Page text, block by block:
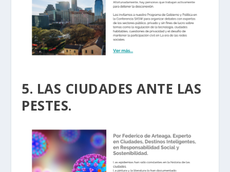
5. LAS CIUDADES ANTE LAS
PESTES.